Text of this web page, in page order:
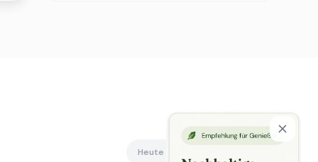
Heute offen